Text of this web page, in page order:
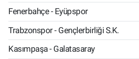
Fenerbahçe - Eyüpspor
Trabzonspor - Gençlerbirliği S.K.
Kasımpaşa - Galatasaray